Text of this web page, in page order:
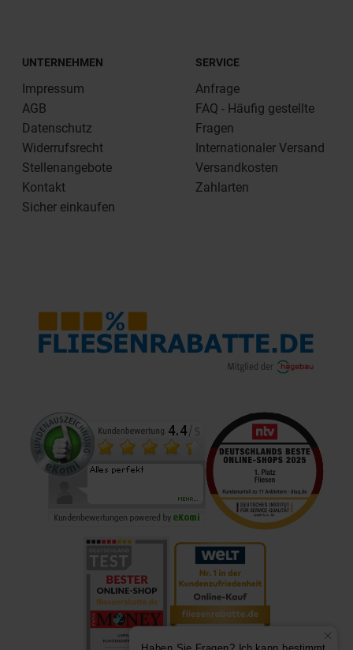
UNTERNEHMEN
Impressum
AGB
Datenschutz
Widerrufsrecht
Stellenangebote
Kontakt
Sicher einkaufen
SERVICE
Anfrage
FAQ - Häufig gestellte
Fragen
Internationaler Versand
Versandkosten
Zahlarten